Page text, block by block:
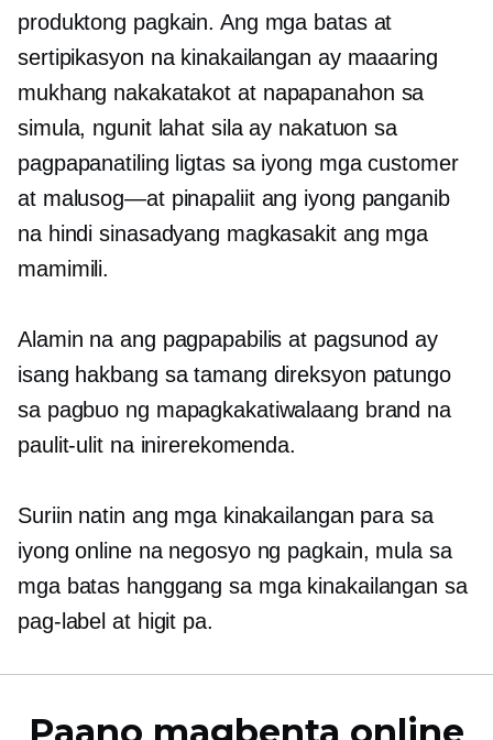
produktong pagkain. Ang mga batas at
sertipikasyon na kinakailangan ay maaaring
mukhang nakakatakot at napapanahon sa
simula, ngunit lahat sila ay nakatuon sa
pagpapanatiling ligtas sa iyong mga customer
at malusog—atpinapaliit ang iyong panganib
na hindi sinasadyang magkasakit ang mga
mamimili.
Alamin na ang pagpapabilis at pagsunod ay
isang hakbang sa tamang direksyon patungo
sa pagbuo ng mapagkakatiwalaang brand na
paulit-ulit na inirerekomenda.
Suriin natin ang mga kinakailangan para sa
iyong online na negosyo ng pagkain, mula sa
mga batas hanggang sa mga kinakailangan sa
pag-label at higit pa.